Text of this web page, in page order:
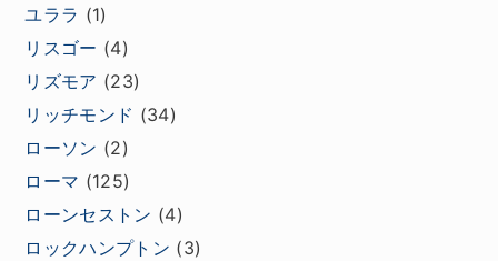
ユララ (1)
リスゴー (4)
リズモア (23)
リッチモンド (34)
ローソン (2)
ローマ (125)
ローンセストン (4)
ロックハンプトン (3)